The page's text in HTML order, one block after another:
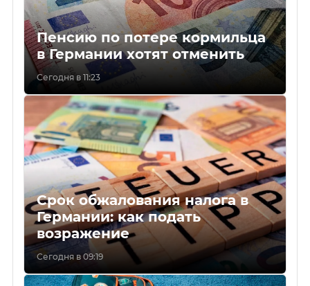
Пенсию по потере кормильца
в Германии хотят отменить
Сегодня в 11:23
Срок обжалования налога в
Германии: как подать
возражение
Сегодня в 09:19